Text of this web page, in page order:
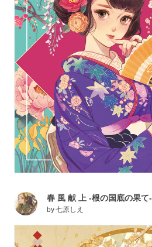
春 風 献 上 -根の国底の果て-
by七原しえ